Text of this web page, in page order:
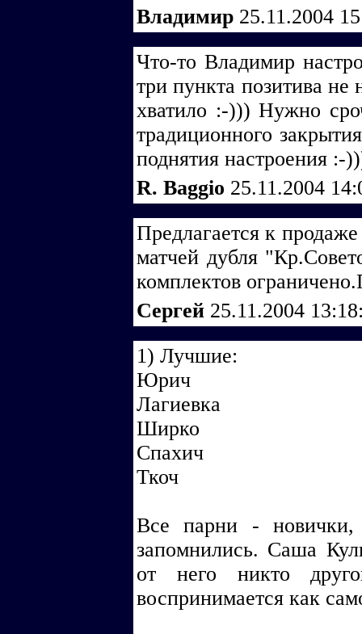
Владимир 25.11.2004
Что-то Владимир
три пункта позитива
хватило :-))) Нужно
традиционного
поднятия настроения :-
R. Baggio 25.11.2004
Предлагается к
матчей дубля
комплектов
Сергей 25.11.2004
1) Лучшие:
Юрич
Лагиевка
Ширко
Спахич
Ткоч
Все парни -
запомнились. Саша
от него никто
воспринимается как